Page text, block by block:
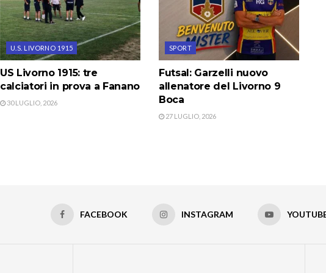
U.S. LIVORNO 1915
US Livorno 1915: tre
calciatori in prova a Fanano
30 LUGLIO, 2026
SPORT
Futsal: Garzelli nuovo
allenatore del Livorno 9
Boca
27 LUGLIO, 2026
FACEBOOK INSTAGRAM